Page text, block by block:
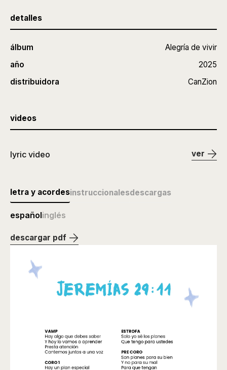
detalles
álbum
Alegría de vivir
año
2025
distribuidora
CanZion
videos
lyric video ver
letra y acordesinstruccionalesdescargas
españolinglés
descargar pdf